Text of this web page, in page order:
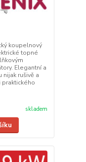
koupelnový
topné
Elegantní a
rušivě a
praktického
skladem